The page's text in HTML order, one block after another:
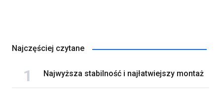
Najczęściej czytane
Najwyższa stabilność i najłatwiejszy montaż